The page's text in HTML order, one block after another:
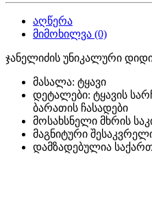
აღწერა
მიმოხილვა (0)
ჯანელიძის უნიკალური
მასალა: ტყავი
დეტალები: ტყავის
ბარათის ჩასადები
მოსახსნელი მხრის
მაგნიტური
დამზადებულია